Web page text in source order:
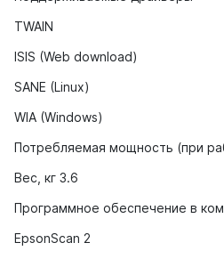
TWAIN
ISIS (Web download)
SANE (Linux)
WIA (Windows)
Потребляемая мощность (при
Вес, кг 3.6
Программное обеспечение в
EpsonScan 2